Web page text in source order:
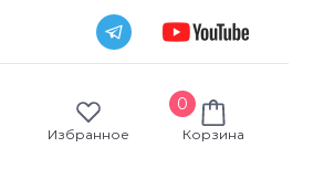
Избранное
0
Корзина